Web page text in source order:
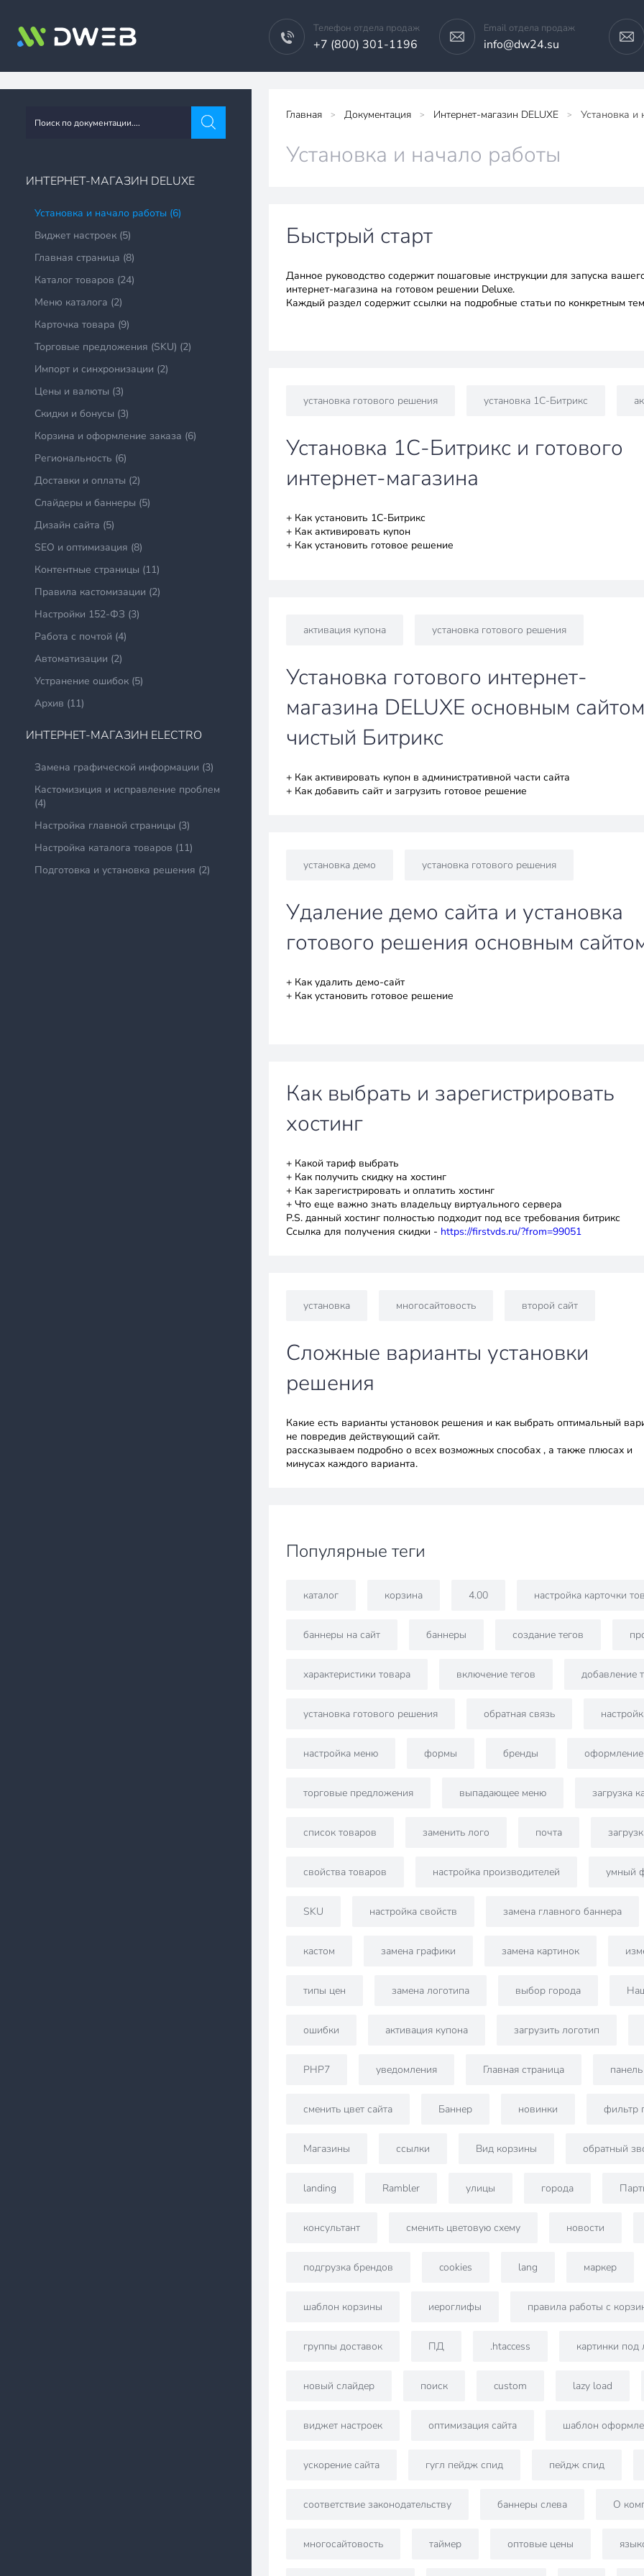
Телефон отдела продаж
+7 (800) 301-1196
Email отдела продаж
info@dw24.su
ИНТЕРНЕТ-МАГАЗИН DELUXE
Установка и начало работы (6)
Виджет настроек (5)
Главная страница (8)
Каталог товаров (24)
Меню каталога (2)
Карточка товара (9)
Торговые предложения (SKU) (2)
Импорт и синхронизации (2)
Цены и валюты (3)
Скидки и бонусы (3)
Корзина и оформление заказа (6)
Региональность (6)
Доставки и оплаты (2)
Слайдеры и баннеры (5)
Дизайн сайта (5)
SEO и оптимизация (8)
Контентные страницы (11)
Правила кастомизации (2)
Настройки 152-ФЗ (3)
Работа с почтой (4)
Автоматизации (2)
Устранение ошибок (5)
Архив (11)
ИНТЕРНЕТ-МАГАЗИН ELECTRO
Замена графической информации (3)
Кастомизиция и исправление проблем
(4)
Настройка главной страницы (3)
Настройка каталога товаров (11)
Подготовка и установка решения (2)
Главная > Документация > Интернет-магазин DELUXE > Установка и
Установка и начало работы
Быстрый старт
Данное руководство содержит пошаговые инструкции для запуска
интернет-магазина на готовом решении Deluxe.
Каждый раздел содержит ссылки на подробные статьи по конкретным
установка готового решения установка 1С-Битрикс
Установка 1С-Битрикс и готового
интернет-магазина
+ Как установить 1С-Битрикс
+ Как активировать купон
+ Как установить готовое решение
активация купона установка готового решения
Установка готового интернет-
магазина DELUXE основным
чистый Битрикс
+ Как активировать купон в административной части сайта
+ Как добавить сайт и загрузить готовое решение
установка демо установка готового решения
Удаление демо сайта и установка
готового решения основным
+ Как удалить демо-сайт
+ Как установить готовое решение
Как выбрать и зарегистрировать
хостинг
+ Какой тариф выбрать
+ Как получить скидку на хостинг
+ Как зарегистрировать и оплатить хостинг
+ Что еще важно знать владельцу виртуального сервера
P.S. данный хостинг полностью подходит под все требования битрикс
Ссылка для получения скидки - https://firstvds.ru/?from=99051
установка многосайтовость второй сайт
Сложные варианты установки
решения
Какие есть варианты установок решения и как выбрать оптимальный
не повредив действующий сайт.
рассказываем подробно о всех возможных способах , а также плюсах и
минусах каждого варианта.
Популярные теги
каталог корзина 4.00 настройка карточки
баннеры на сайт баннеры создание тегов
характеристики товара включение тегов добавление
установка готового решения обратная связь
настройка меню формы бренды оформление
торговые предложения выпадающее меню загрузка
список товаров заменить лого почта
свойства товаров настройка производителей умный
SKU настройка свойств замена главного баннера
кастом замена графики замена картинок
типы цен замена логотипа выбор города
ошибки активация купона загрузить логотип
PHP7 уведомления Главная страница
сменить цвет сайта Баннер новинки фильтр
Магазины ссылки Вид корзины обратный
landing Rambler улицы города
консультант сменить цветовую схему новости
подгрузка брендов cookies lang маркер
шаблон корзины иероглифы правила работы с
группы доставок ПД .htaccess картинки
новый слайдер поиск custom lazy load
виджет настроек оптимизация сайта шаблон
ускорение сайта гугл пейдж спид пейдж спид
соответствие законодательству баннеры слева О
многосайтовость таймер оптовые цены